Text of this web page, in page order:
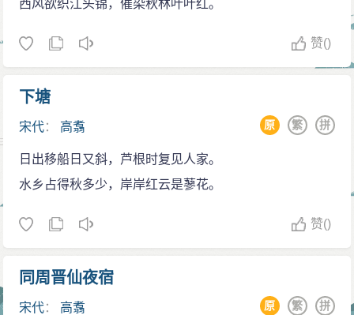
西风欲织江头锦，催染秋林叶叶红。
赞()
下塘
宋代： 高翥 拼
繁
原
日出移船日又斜，芦根时复见人家。
水乡占得秋多少，岸岸红云是蓼花。
赞()
同周晋仙夜宿
宋代： 高翥 拼
繁
原